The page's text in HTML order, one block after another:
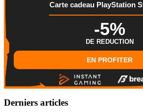
Carte cadeau PlayStation
-5%
DE REDUCTION
EN PROFITER
Derniers articles